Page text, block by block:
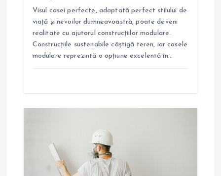
Visul casei perfecte, adaptată perfect stilului de
viață și nevoilor dumneavoastră, poate deveni
realitate cu ajutorul construcțiilor modulare.
Construcțiile sustenabile câștigă teren, iar casele
modulare reprezintă o opțiune excelentă în…